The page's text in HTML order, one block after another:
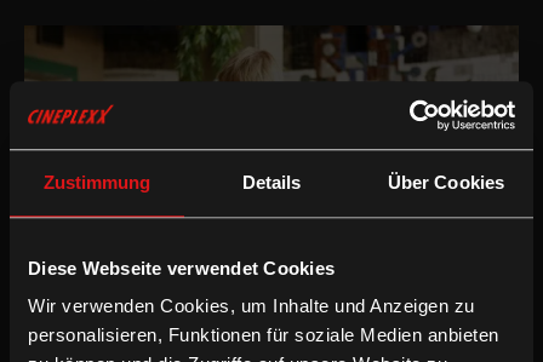
Zustimmung Details Über Cookies
Diese Webseite verwendet Cookies
Wir verwenden Cookies, um Inhalte und Anzeigen zu
personalisieren, Funktionen für soziale Medien anbieten